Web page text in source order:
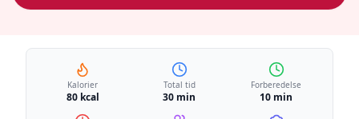
Kalorier
80 kcal
Total tid
30 min
Forberedelse
10 min